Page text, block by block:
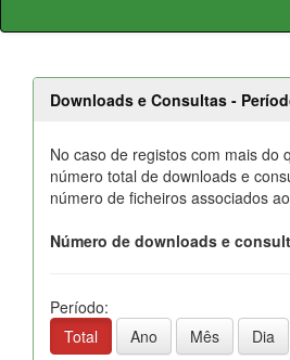
Downloads e Consultas -
No caso de registos com mais do
número total de downloads e
número de ficheiros associados
Número de downloads e
Período:
Total
Ano Mês Dia